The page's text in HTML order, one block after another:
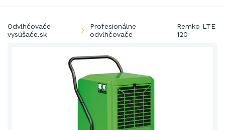
Odvlhčovače-
vysúšače.sk
Profesionálne
odvlhčovače
Remko LTE
120